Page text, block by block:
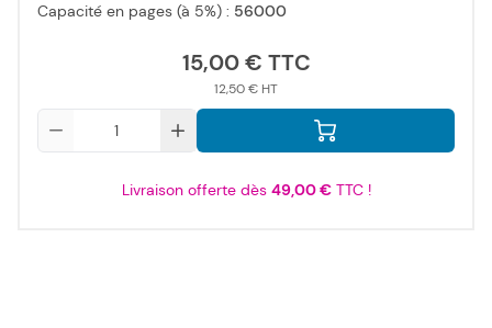
Capacité en pages (à 5%) : 56000
15,00 €
12,50 €
Livraison offerte dès 49,00 €TTC !